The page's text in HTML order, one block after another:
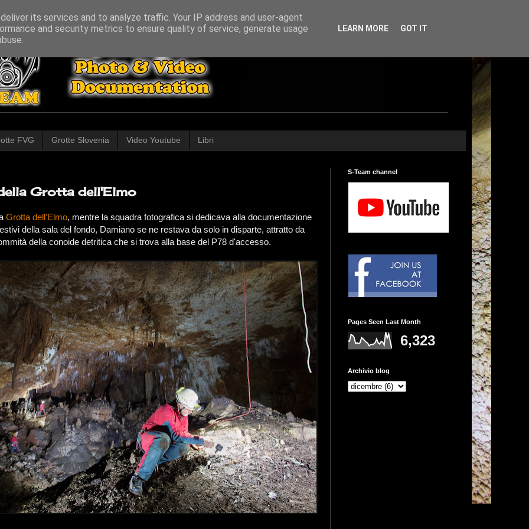
FVG Grotte Slovenia Video Youtube Libri
Grotta dell'Elmo
Grotta dell'Elmo, mentre la squadra fotografica si dedicava alla documentazione
della sala del fondo, Damiano se ne restava da solo in disparte, attratto da
della conoide detritica che si trova alla base del P78 d'accesso.
S-Team channel
Pages Seen Last Month
6,323
Archivio blog
its services and to analyze traffic. Your IP address and user-agent
and security metrics to ensure quality of service, generate usage
LEARN MORE GOT IT